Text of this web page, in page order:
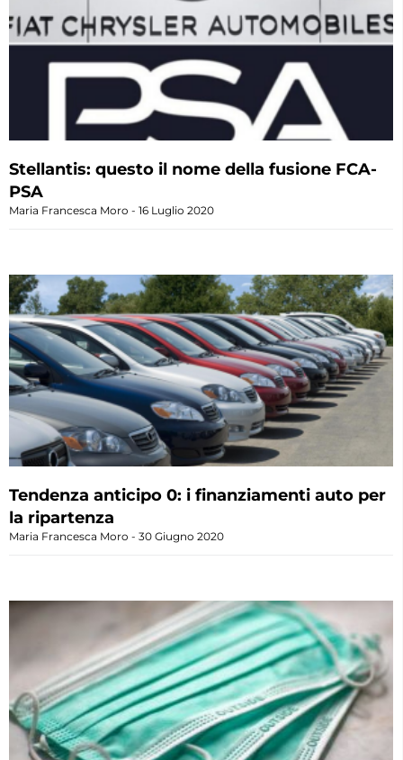
Stellantis: questo il nome della fusione FCA-
PSA
Maria Francesca Moro 16 Luglio 2020
Tendenza anticipo 0: i finanziamenti auto per
la ripartenza
Maria Francesca Moro 30 Giugno 2020